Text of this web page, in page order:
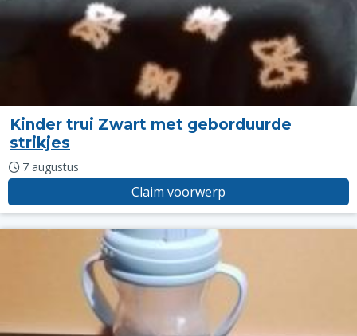
Kinder trui Zwart met geborduurde
strikjes
7 augustus
Claim voorwerp